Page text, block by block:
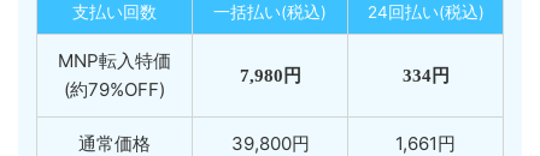
支払い回数 一括払い(税込) 24回払い(税込)
MNP転入特価
(約79%OFF)
7,980円 334円
通常価格 39,800円 1,661円